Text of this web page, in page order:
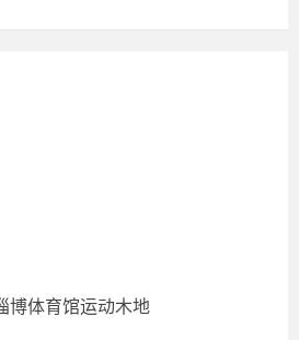
博体育馆运动木地